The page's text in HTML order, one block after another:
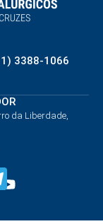
3388-1066
da Liberdade,